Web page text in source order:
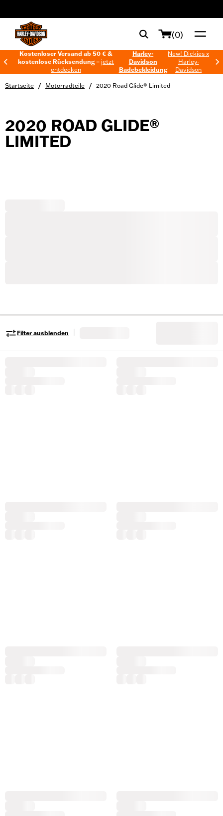
(0)
Kostenloser Versand ab 50 € &
kostenlose Rücksendung – jetzt
entdecken
Harley-
Davidson
Badebekleidung
New! Dickies x
Harley-
Davidson
Startseite / Motorradteile / 2020 Road Glide® Limited
2020 ROAD GLIDE®
LIMITED
Filter ausblenden